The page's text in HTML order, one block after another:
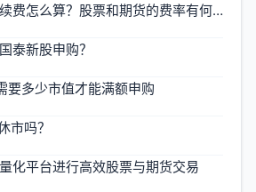
同花顺交易手续费怎么算？股票和期货的费率有何不同？
泰新股申购？
要多少市值才能满额申购
市吗？
化平台进行高效股票与期货交易